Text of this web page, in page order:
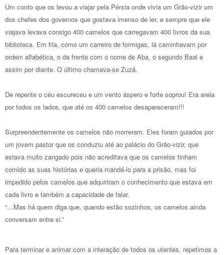
Um conto que os levou a viajar pela Pérsia onde vivia um Grão-vizir um
dos chefes dos governos que gostava imenso de ler, e sempre que ele
viajava levava consigo 400 camelos que carregavam 400 livros da sua
biblioteca. Em fila, como um carreiro de formigas, lá caminhavam por
ordem alfabética, o da frente com o nome de Aba, o segundo Baal e
assim por diante. O último chamava-se Zuzá.
De repente o céu escureceu e um vento áspero e forte soprou! Era areia
por todos os lados, que até os 400 camelos desapareceram!!!
Surpreendentemente os camelos não morreram. Eles foram guiados por
um jovem pastor que os conduziu até ao palácio do Grão-vizir, que
estava muito zangado pois não acreditava que os camelos tinham
comido as suas histórias e queria mandá-lo para a prisão, mas foi
impedido pelos camelos que adquiriram o conhecimento que estava em
cada livro e também a capacidade de falar.
“…Mas há quem diga que, quando estão sozinhos, os camelos ainda
conversam entre si.”
Para terminar e animar com a interação de todos os utentes, repetimos a